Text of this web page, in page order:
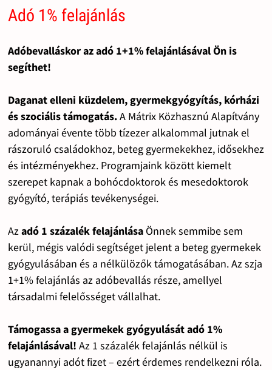
Adó 1% felajánlás
Adóbevalláskor az adó 1+1% felajánlásával Ön is
segíthet!
Daganat elleni küzdelem, gyermekgyógyítás, kórházi
és szociális támogatás.A Mátrix Közhasznú Alapítvány
adományai évente több tízezer alkalommal jutnak el
rászoruló családokhoz, beteg gyermekekhez, idősekhez
és intézményekhez. Programjaink között kiemelt
szerepet kapnak a bohócdoktorok és mesedoktorok
gyógyító, terápiás tevékenységei.
Azadó 1 százalék felajánlásaÖnnek semmibe sem
kerül, mégis valódi segítséget jelent a beteg gyermekek
gyógyulásában és a nélkülözők támogatásában. Az szja
1+1% felajánlás az adóbevallás része, amellyel
társadalmi felelősséget vállalhat.
Támogassa a gyermekek gyógyulását adó 1%
felajánlásával! Az 1 százalék felajánlás nélkül is
ugyanannyi adót fizet – ezért érdemes rendelkezni róla.